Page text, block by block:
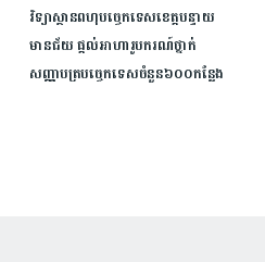
វិទ្យាស្ថាន​ពហុបច្ចេកទេស​ខេត្ត​បន្ទាយ
មានជ័យ ផ្ដល់​អាហារូបករណ៍​ថ្នាក់​
សញ្ញាបត្រ​បច្ចេកទេស​ចំនួន៦០០កន្លែង